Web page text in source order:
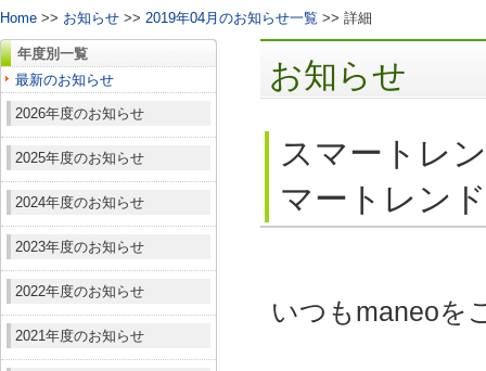
Home >> お知らせ >> 2019年04月のお知らせ一覧 >> 詳細
年度別一覧
最新のお知らせ
2026年度のお知らせ
2025年度のお知らせ
2024年度のお知らせ
2023年度のお知らせ
2022年度のお知らせ
2021年度のお知らせ
お知らせ
スマートレ
マートレン
いつもmaneoを